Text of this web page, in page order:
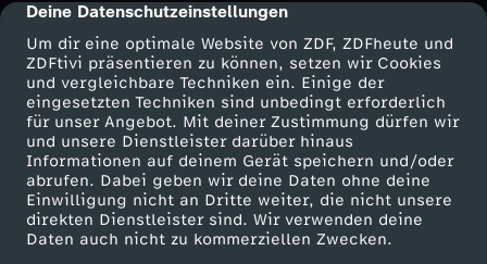
cmp-dialog-description
Deine Datenschutzeinstellungen
Um dir eine optimale Website von ZDF, ZDFheute und
ZDFtivi präsentieren zu können, setzen wir Cookies
und vergleichbare Techniken ein. Einige der
eingesetzten Techniken sind unbedingt erforderlich
für unser Angebot. Mit deiner Zustimmung dürfen wir
und unsere Dienstleister darüber hinaus
Informationen auf deinem Gerät speichern und/oder
abrufen. Dabei geben wir deine Daten ohne deine
Einwilligung nicht an Dritte weiter, die nicht unsere
direkten Dienstleister sind. Wir verwenden deine
Daten auch nicht zu kommerziellen Zwecken.
e
-
N
i
g
Mehr ZDF
ZDF-Apps
Smart TV
ZDFtext
Service
ZDFmitreden
Kontakt zum ZDF
Tickets